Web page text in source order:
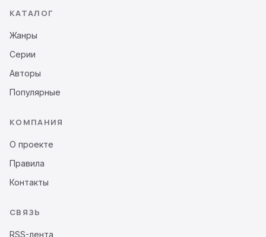
КАТАЛОГ
Жанры
Серии
Авторы
Популярные
КОМПАНИЯ
О проекте
Правила
Контакты
СВЯЗЬ
RSS-лента